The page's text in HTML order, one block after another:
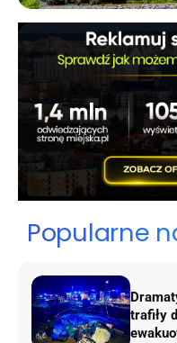
Popularne
trafiły